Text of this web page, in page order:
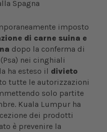
imposto
di carne suina e
dopo la conferma di
nei cinghiali
ha esteso il divieto
tutte le autorizzazioni
solo partite
Kuala Lumpur ha
dei prodotti
è prevenire la